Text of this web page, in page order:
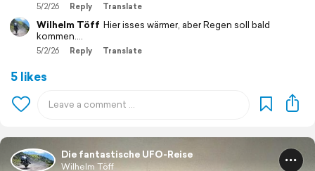
5/2/26 Reply Translate
Wilhelm Töff Hier isses wärmer, aber Regen soll bald
kommen....
5/2/26 Reply Translate
5 likes
Die fantastische UFO-Reise
Wilhelm Töff